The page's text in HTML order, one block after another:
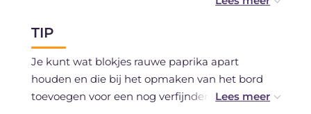
en in de koelkast 3-4 dagen bewaren.
TIP
Je kunt wat blokjes rauwe paprika apart
houden en die bij het opmaken van het bord
toevoegen voor een nog verfijndere presentatie.